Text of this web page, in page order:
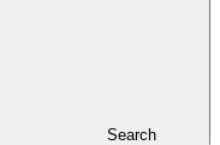
Search